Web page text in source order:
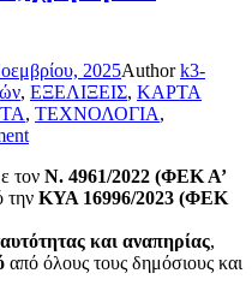
2025Authork3-
, ΕΞΕΛΙΞΕΙΣ, ΚΑΡΤΑ
, ΤΕΧΝΟΛΟΓΙΑ,
τον Ν. 4961/2022 (ΦΕΚ Α’
την ΚΥΑ 16996/2023 (ΦΕΚ
και αναπηρίας,
από όλους τους δημόσιους και